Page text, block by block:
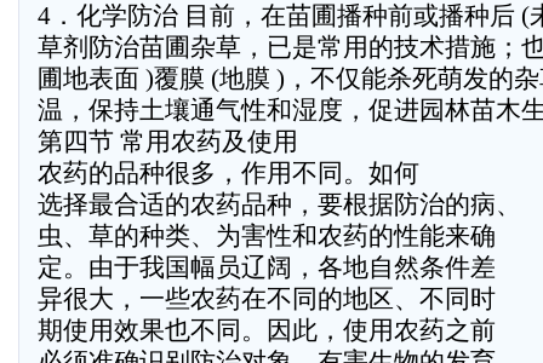
4．化学防治 目前，在苗圃播种前或播种后 (
草剂防治苗圃杂草，已是常用的技术措施；
圃地表面 )覆膜 (地膜 )，不仅能杀死萌发的
温，保持土壤通气性和湿度，促进园林苗木
第四节 常用农药及使用
农药的品种很多，作用不同。如何
选择最合适的农药品种，要根据防治的病、
虫、草的种类、为害性和农药的性能来确
定。由于我国幅员辽阔，各地自然条件差
异很大，一些农药在不同的地区、不同时
期使用效果也不同。因此，使用农药之前